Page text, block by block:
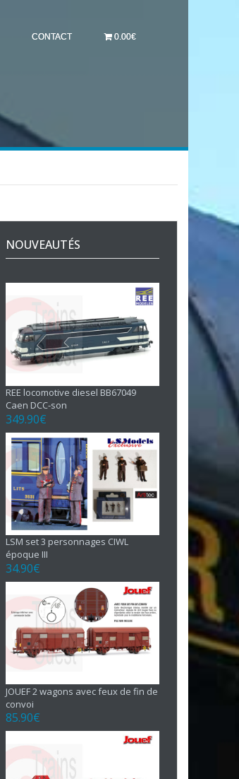
CONTACT 0.00€
NOUVEAUTÉS
REE locomotive diesel BB67049
Caen DCC-son
349.90€
LSM set 3 personnages CIWL
époque III
34.90€
JOUEF 2 wagons avec feux de fin de
convoi
85.90€